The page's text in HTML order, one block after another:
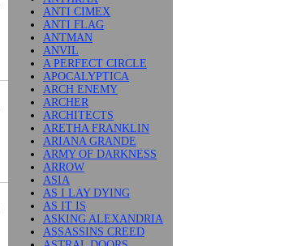
ANTI CIMEX
ANTI FLAG
ANTMAN
ANVIL
A PERFECT CIRCLE
APOCALYPTICA
ARCH ENEMY
ARCHER
ARCHITECTS
ARETHA FRANKLIN
ARIANA GRANDE
ARMY OF DARKNESS
ARROW
ASIA
AS I LAY DYING
AS IT IS
ASKING ALEXANDRIA
ASSASSINS CREED